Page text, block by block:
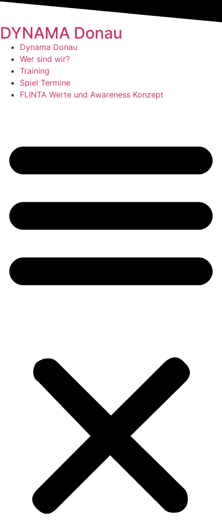
DYNAMA Donau
Dynama Donau
Wer sind wir?
Training
Spiel Termine
FLINTA Werte und Awareness Konzept